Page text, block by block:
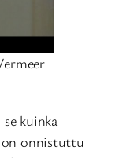
kuinka
on onnistuttu